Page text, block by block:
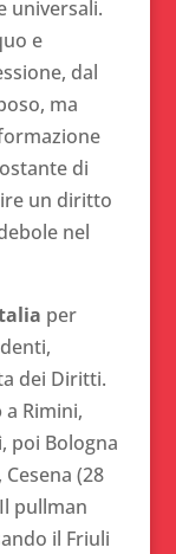
universali.
e
dal
ma
di
un diritto
nel
per
dei Diritti.
a Rimini,
poi Bologna
(28
pullman
il Friuli